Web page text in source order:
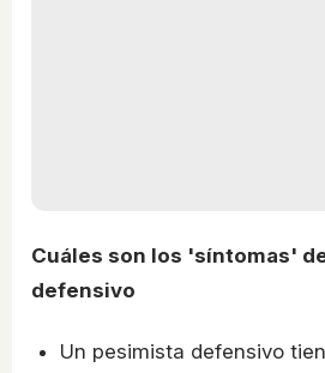
Cuáles son los 'síntomas'
defensivo
Un pesimista defensivo